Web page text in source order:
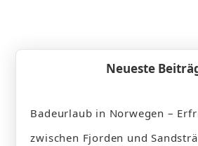
Neueste
Badeurlaub in Norwegen –
zwischen Fjorden und